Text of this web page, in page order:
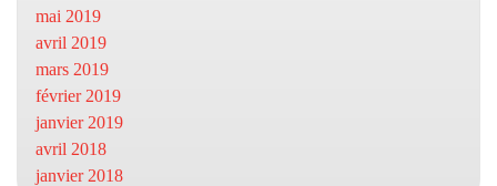
mai 2019
avril 2019
mars 2019
février 2019
janvier 2019
avril 2018
janvier 2018